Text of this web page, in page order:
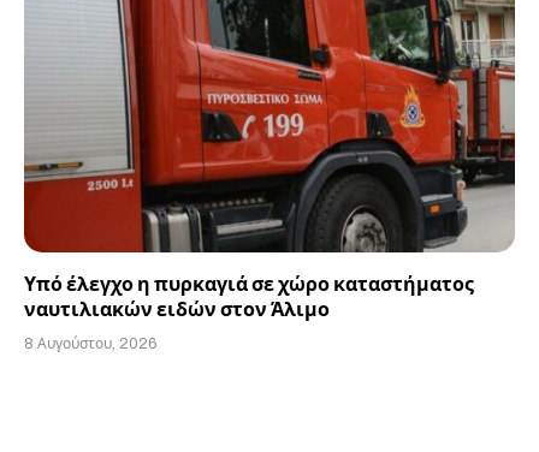
Υπό έλεγχο η πυρκαγιά σε χώρο καταστήματος
ναυτιλιακών ειδών στον Άλιμο
8 Αυγούστου, 2026